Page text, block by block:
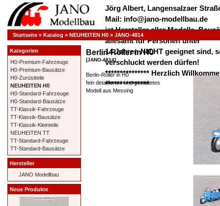
Jörg Albert, Langensalzaer
Mail: info@jano-modellbau.de
ist Hersteller aller Modelle,
allesamt für Personen unter
14 Jahren NICHT geeignet sind,
verschluckt werden dürfen!
*************** Herzlich
***************
Startseite » Katalog » NEUHEITEN H0 » JANO-4814
Berlin-Roller in H0
[JANO-4814]
Berlin-Roller in H0
fein detailliertes und gestaltetes
Modell aus Messing
Kategorien
H0-Premium-Fahrzeuge
H0-Premium-Bausätze
H0-Zurüstteile
NEUHEITEN H0
H0-Standard-Fahrzeuge
H0-Standard-Bausätze
TT-Klassik-Fahrzeuge
TT-Klassik-Bausätze
TT-Klassik-Kleinteile
NEUHEITEN TT
TT-Standard-Fahrzeuge
TT-Standard-Bausätze
Hersteller
JANO Modellbau
Neue Produkte